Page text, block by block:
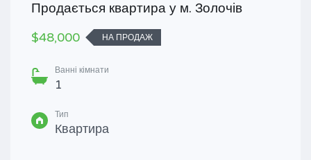
Продається квартира у м. Золочів
$48,000
НА ПРОДАЖ
Ванні кімнати
1
Тип
Квартира